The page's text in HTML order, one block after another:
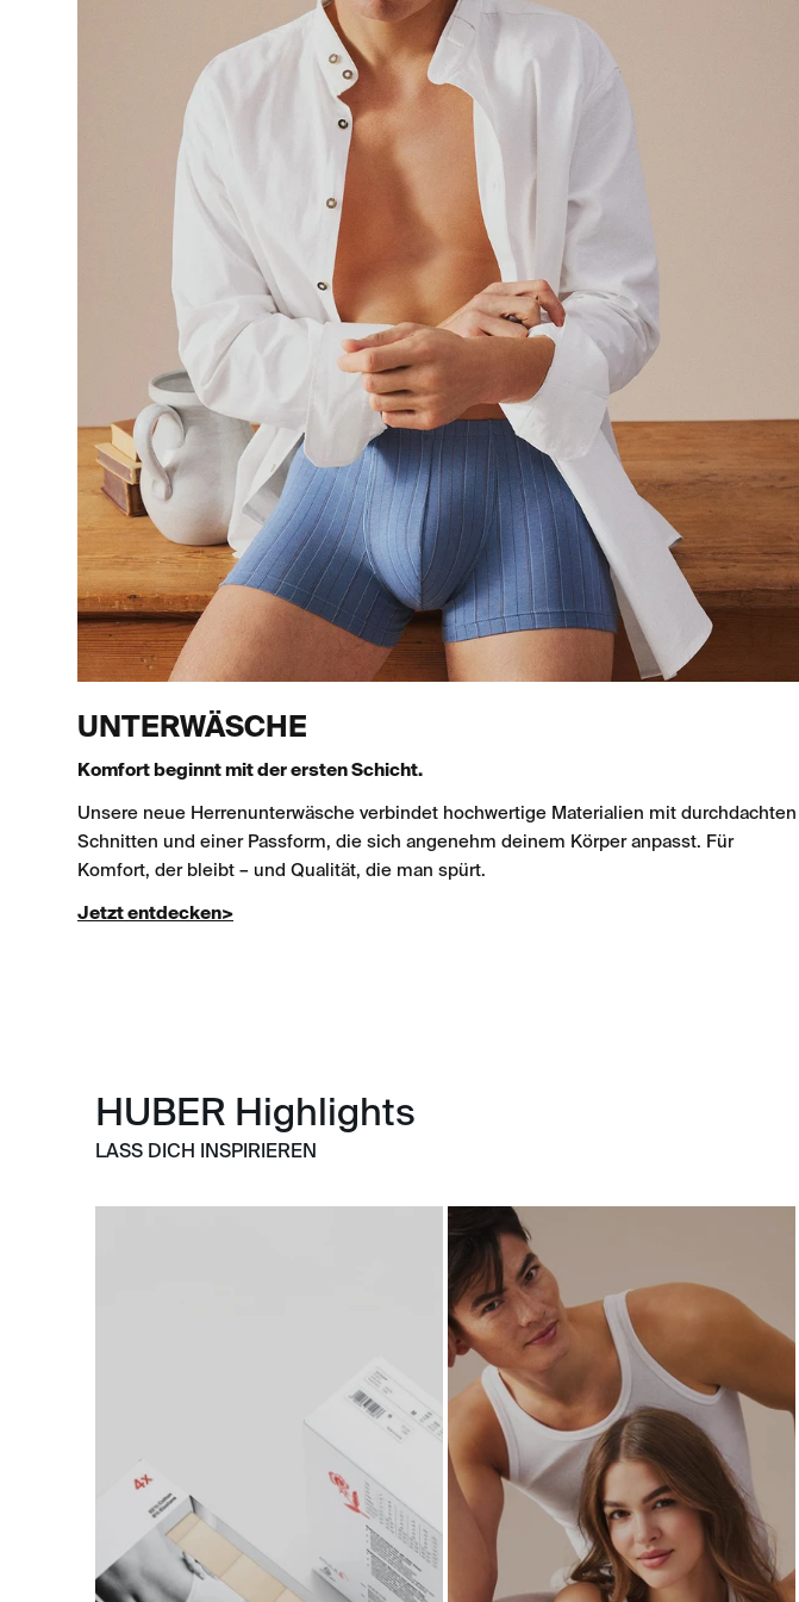
UNTERWÄSCHE
Komfort beginnt mit der ersten Schicht.
Unsere neue Herrenunterwäsche verbindet hochwertige Materialien mit durchdachten
Schnitten und einer Passform, die sich angenehm deinem Körper anpasst. Für
Komfort, der bleibt – und Qualität, die man spürt.
Jetzt entdecken>
HUBER Highlights
LASS DICH INSPIRIEREN